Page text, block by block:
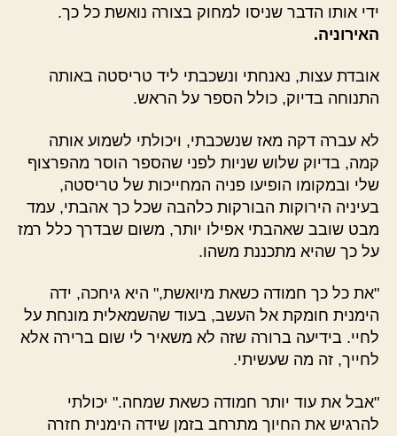
ידי אותו הדבר שניסו למחוק בצורה נואשת כל כך.
האירוניה.
אובדת עצות, נאנחתי ונשכבתי ליד טריסטה באותה
התנוחה בדיוק, כולל הספר על הראש.
לא עברה דקה מאז שנשכבתי, ויכולתי לשמוע אותה
קמה, בדיוק שלוש שניות לפני שהספר הוסר מהפרצוף
שלי ובמקומו הופיעו פניה המחייכות של טריסטה,
בעיניה הירוקות הבורקות כלהבה שכל כך אהבתי, עמד
מבט שובב שאהבתי אפילו יותר, משום שבדרך כלל רמז
על כך שהיא מתכננת משהו.
"את כל כך חמודה כשאת מיואשת," היא גיחכה, ידה
הימנית חומקת אל העשב, בעוד שהשמאלית מונחת על
לחיי. בידיעה ברורה שזה לא משאיר לי שום ברירה אלא
לחייך, זה מה שעשיתי.
"אבל את עוד יותר חמודה כשאת שמחה." יכולתי
להרגיש את החיוך מתרחב בזמן שידה הימנית חזרה